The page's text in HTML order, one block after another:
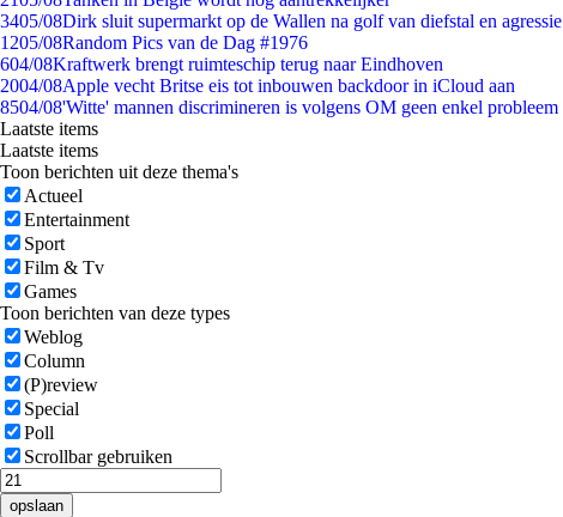
3405/08Dirk sluit supermarkt op de Wallen na golf van diefstal en agressie
1205/08Random Pics van de Dag #1976
604/08Kraftwerk brengt ruimteschip terug naar Eindhoven
2004/08Apple vecht Britse eis tot inbouwen backdoor in iCloud aan
8504/08'Witte' mannen discrimineren is volgens OM geen enkel probleem
Laatste items
Laatste items
Toon berichten uit deze thema's
Actueel
Entertainment
Sport
Film & Tv
Games
Toon berichten van deze types
Weblog
Column
(P)review
Special
Poll
Scrollbar gebruiken
opslaan